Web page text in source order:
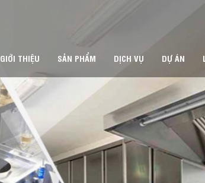
GIỚI THIỆU SẢN PHẨM DỊCH VỤ DỰ ÁN